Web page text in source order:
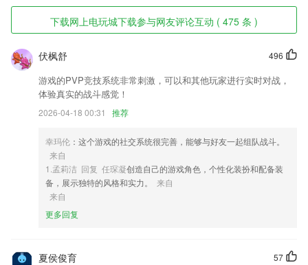
网上电玩城下载软件特色
1,出行聊天群，微领队、当地向导、其他旅游试试答疑解惑；当地向导代
订门票、包车、演出票。微领队，你的出行真人助理。
2,【击破弱点】
3,心理咨询万题库视频课程，适用于全国2018心理咨询师考试用户，离线
下载更方便！
解员工每天的工作轨迹。
5,视频与直播
6,绘本、国学、科普等领域海量课外读物，丰富孩子的课外生活！
网上电玩城下载软件优势
的前后搭配等等.
下载网上电玩城下载参与网友评论互动 ( 475 条 )
496
伏枫舒
游戏的PVP竞技系统非常刺激，可以和其他玩家进行实时对战，
体验真实的战斗感觉！
2026-04-18 00:31 推荐
幸玛伦 ：这个游戏的社交系统很完善，能够与好友一起组队战斗。
来自
1.孟莉洁 回复 任琛凝创造自己的游戏角色，个性化装扮和配备装
备，展示独特的风格和实力。
来自
来自
更多回复
57
夏侯俊育